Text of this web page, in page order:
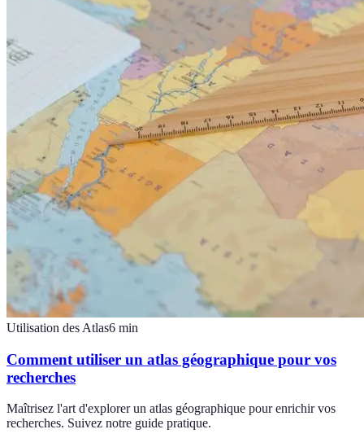
Utilisation des Atlas6 min
Comment utiliser un atlas géographique pour vos
recherches
Maîtrisez l'art d'explorer un atlas géographique pour enrichir vos
recherches. Suivez notre guide pratique.